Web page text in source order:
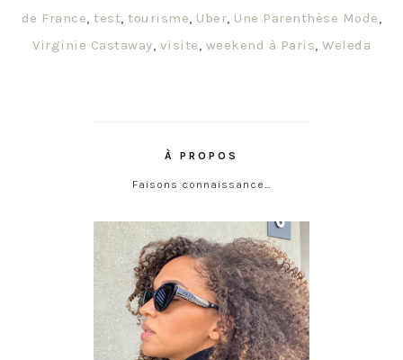
de France ,test ,tourisme Uber Une Parenthèse Mode
Virginie Castaway visite weekend à Paris Weleda
À PROPOS
Faisons connaissance…